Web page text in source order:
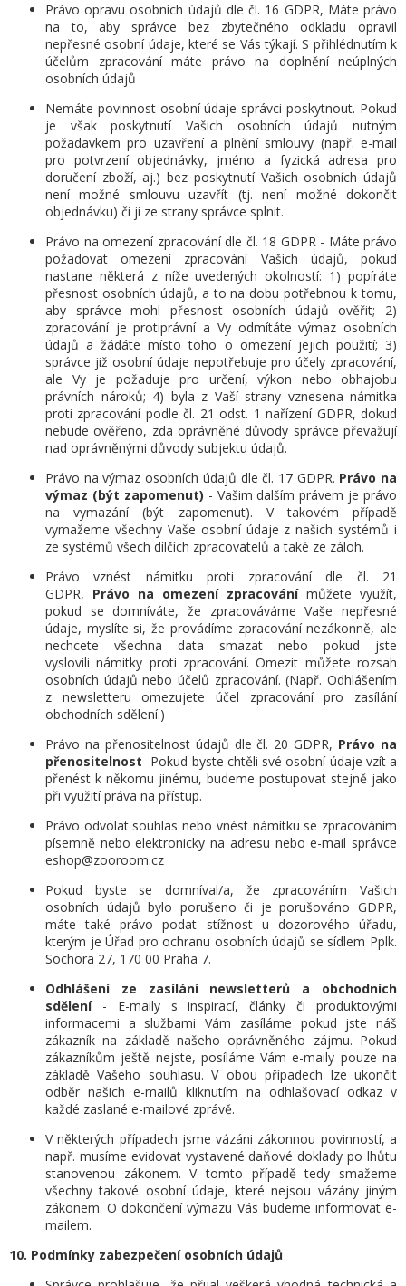
Právo opravu osobních údajů dle čl. 16 GDPR, Máte právo
na to, aby správce bez zbytečného odkladu opravil
nepřesné osobní údaje, které se Vás týkají. S přihlédnutím k
účelům zpracování máte právo na doplnění neúplných
osobních údajů
Nemáte povinnost osobní údaje správci poskytnout. Pokud
je však poskytnutí Vašich osobních údajů nutným
požadavkem pro uzavření a plnění smlouvy (např. e-mail
pro potvrzení objednávky, jméno a fyzická adresa pro
doručení zboží, aj.) bez poskytnutí Vašich osobních údajů
není možné smlouvu uzavřít (tj. není možné dokončit
objednávku) či ji ze strany správce splnit.
Právo na omezení zpracování dle čl. 18 GDPR - Máte právo
požadovat omezení zpracování Vašich údajů, pokud
nastane některá z níže uvedených okolností: 1) popíráte
přesnost osobních údajů, a to na dobu potřebnou k tomu,
aby správce mohl přesnost osobních údajů ověřit; 2)
zpracování je protiprávní a Vy odmítáte výmaz osobních
údajů a žádáte místo toho o omezení jejich použití; 3)
správce již osobní údaje nepotřebuje pro účely zpracování,
ale Vy je požaduje pro určení, výkon nebo obhajobu
právních nároků; 4) byla z Vaší strany vznesena námitka
proti zpracování podle čl. 21 odst. 1 nařízení GDPR, dokud
nebude ověřeno, zda oprávněné důvody správce převažují
nad oprávněnými důvody subjektu údajů.
Právo na výmaz osobních údajů dle čl. 17 GDPR. Právo na
výmaz (být zapomenut) - Vašim dalším právem je právo
na vymazání (být zapomenut). V takovém případě
vymažeme všechny Vaše osobní údaje z našich systémů i
ze systémů všech dílčích zpracovatelů a také ze záloh.
Právo vznést námitku proti zpracování dle čl. 21
GDPR, Právo na omezení zpracovánímůžete využít,
pokud se domníváte, že zpracováváme Vaše nepřesné
údaje, myslíte si, že provádíme zpracování nezákonně, ale
nechcete všechna data smazat nebo pokud jste
vyslovili námitky proti zpracování. Omezit můžete rozsah
osobních údajů nebo účelů zpracování. (Např. Odhlášením
z newsletteru omezujete účel zpracování pro zasílání
obchodních sdělení.)
Právo na přenositelnost údajů dle čl. 20 GDPR, Právo na
přenositelnost- Pokud byste chtěli své osobní údaje vzít a
přenést k někomu jinému, budeme postupovat stejně jako
při využití práva na přístup.
Právo odvolat souhlas nebo vnést námítku se zpracováním
písemně nebo elektronicky na adresu nebo e-mail správce
eshop@zooroom.cz
Pokud byste se domníval/a, že zpracováním Vašich
osobních údajů bylo porušeno či je porušováno GDPR,
máte také právo podat stížnost u dozorového úřadu,
kterým je Úřad pro ochranu osobních údajů se sídlem Pplk.
Sochora 27, 170 00 Praha 7.
Odhlášení ze zasílání newsletterů a obchodních
sdělení- E-maily s inspirací, články či produktovými
informacemi a službami Vám zasíláme pokud jste náš
zákazník na základě našeho oprávněného zájmu. Pokud
zákazníkům ještě nejste, posíláme Vám e-maily pouze na
základě Vašeho souhlasu. V obou případech lze ukončit
odběr našich e-mailů kliknutím na odhlašovací odkaz v
každé zaslané e-mailové zprávě.
V některých případech jsme vázáni zákonnou povinností, a
např. musíme evidovat vystavené daňové doklady po lhůtu
stanovenou zákonem. V tomto případě tedy smažeme
všechny takové osobní údaje, které nejsou vázány jiným
zákonem. O dokončení výmazu Vás budeme informovat e-
mailem.
10. Podmínky zabezpečení osobních údajů